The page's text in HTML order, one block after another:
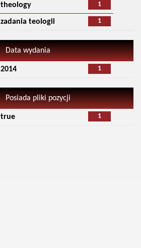
1
theology
1
zadania teologii
Data wydania
1
2014
Posiada pliki pozycji
1
true